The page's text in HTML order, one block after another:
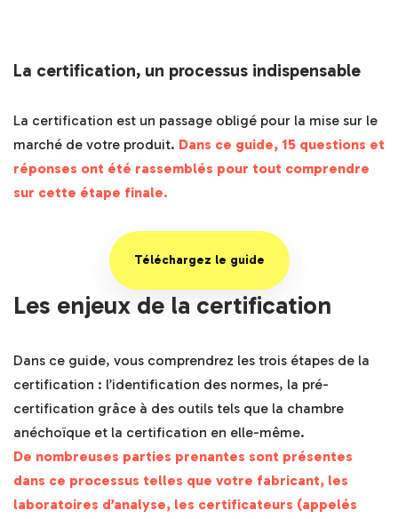
La certification, un processus indispensable
La certification est un passage obligé pour la mise sur le
marché de votre produit. Dans ce guide, 15 questions et
réponses ont été rassemblés pour tout comprendre
sur cette étape finale.
Téléchargez le guide
Les enjeux de la certification
Dans ce guide, vous comprendrez les trois étapes de la
certification : l’identification des normes, la pré-
certification grâce à des outils tels que la chambre
anéchoïque et la certification en elle-même.
De nombreuses parties prenantes sont présentes
dans ce processus telles que votre fabricant, les
laboratoires d’analyse, les certificateurs (appelés